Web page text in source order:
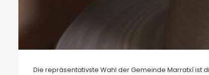
Die repräsentativste Wahl der Gemeinde Marratxí ist